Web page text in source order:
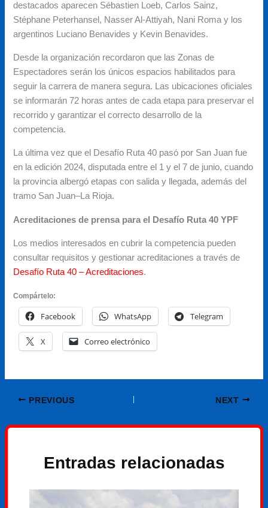
destacados aparecen Sébastien Loeb, Carlos Sainz,
Stéphane Peterhansel, Nasser Al-Attiyah, Nani Roma y los
argentinos Luciano Benavides y Kevin Benavides.
Desde la organización recordaron que las Zonas de
Espectadores serán los únicos espacios habilitados para
seguir la carrera de manera segura. Las ubicaciones oficiales
se informarán 72 horas antes de cada etapa para preservar el
recorrido y garantizar el correcto desarrollo de la
competencia.
La última vez que el Desafío Ruta 40 pasó por San Juan fue
en la edición 2024, disputada entre el 1 y el 7 de junio, cuando
la provincia albergó etapas con salida y llegada, además del
tramo San Juan–La Rioja.
Acreditaciones de prensa para el Desafío Ruta 40 YPF
Los medios interesados en cubrir la competencia pueden
consultar requisitos y gestionar acreditaciones a través de
Desafío Ruta 40 – Acreditaciones.
Compártelo:
Facebook WhatsApp Telegram
X Correo electrónico
PREVIOUS NEXT
Entradas relacionadas